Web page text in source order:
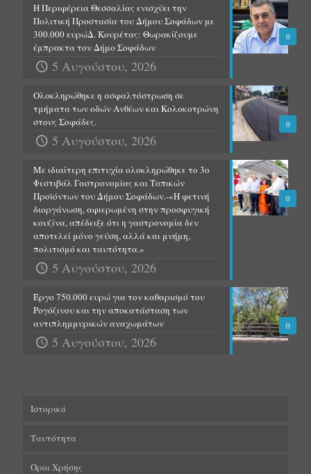
0
Η Περιφέρεια Θεσσαλίας ενισχύει την
Πολιτική Προστασία του Δήμου Σοφάδων με
300.000 ευρώΔ. Κουρέτας: Θωρακίζουμε
έμπρακτα τον Δήμο Σοφάδων
5 Αυγούστου, 2026
0
Ολοκληρώθηκε η ασφαλτόστρωση σε
τμήματα των οδών Ανθέων και Κολοκοτρώνη
στους Σοφάδες.
5 Αυγούστου, 2026
0
Με ιδιαίτερη επιτυχία ολοκληρώθηκε το 3ο
Φεστιβάλ Γαστρονομίας και Τοπικών
Προϊόντων του Δήμου Σοφάδων.-«Η φετινή
διοργάνωση, αφιερωμένη στην προσφυγική
κουζίνα, απέδειξε ότι η γαστρονομία δεν
αποτελεί μόνο γεύση, αλλά και μνήμη,
πολιτισμό και ταυτότητα.»
5 Αυγούστου, 2026
0
Έργο 750.000 ευρώ για τον καθαρισμό του
Ρογόζινου και την αποκατάσταση των
αντιπλημμυρικών αναχωμάτων
5 Αυγούστου, 2026
Ιστορικό
Ταυτότητα
Όροι Χρήσης